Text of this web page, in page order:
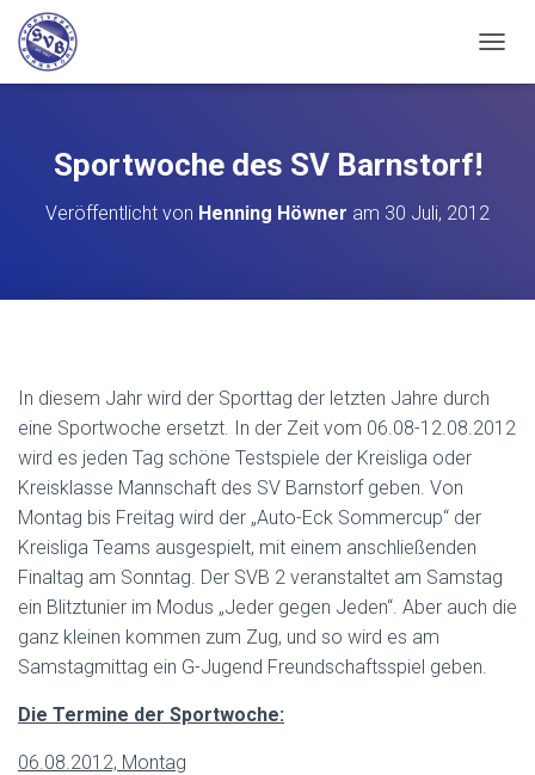
A
L
Sportwoche des SV Barnstorf!
Veröffentlicht von Henning Höwner am 30 Juli, 2012
In diesem Jahr wird der Sporttag der letzten Jahre durch
eine Sportwoche ersetzt. In der Zeit vom 06.08-12.08.2012
wird es jeden Tag schöne Testspiele der Kreisliga oder
Kreisklasse Mannschaft des SV Barnstorf geben. Von
Montag bis Freitag wird der „Auto-Eck Sommercup“ der
Kreisliga Teams ausgespielt, mit einem anschließenden
Finaltag am Sonntag. Der SVB 2 veranstaltet am Samstag
ein Blitztunier im Modus „Jeder gegen Jeden“. Aber auch die
ganz kleinen kommen zum Zug, und so wird es am
Samstagmittag ein G-Jugend Freundschaftsspiel geben.
Die Termine der Sportwoche:
06.08.2012, Montag